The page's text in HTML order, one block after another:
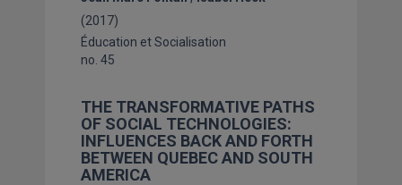
(2017)
Éducation et Socialisation
no. 45
THE TRANSFORMATIVE PATHS
OF SOCIAL TECHNOLOGIES:
INFLUENCES BACK AND FORTH
BETWEEN QUEBEC AND SOUTH
AMERICA